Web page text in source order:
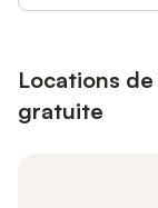
Locations
gratuite